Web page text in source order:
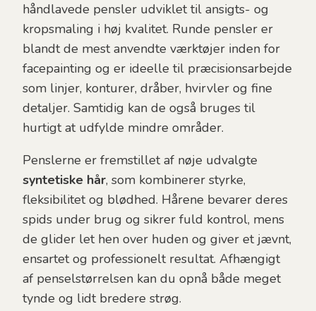
håndlavede pensler udviklet til ansigts- og
kropsmaling i høj kvalitet. Runde pensler er
blandt de mest anvendte værktøjer inden for
facepainting og er ideelle til præcisionsarbejde
som linjer, konturer, dråber, hvirvler og fine
detaljer. Samtidig kan de også bruges til
hurtigt at udfylde mindre områder.
Penslerne er fremstillet af nøje udvalgte
syntetiske hår, som kombinerer styrke,
fleksibilitet og blødhed. Hårene bevarer deres
spids under brug og sikrer fuld kontrol, mens
de glider let hen over huden og giver et jævnt,
ensartet og professionelt resultat. Afhængigt
af penselstørrelsen kan du opnå både meget
tynde og lidt bredere strøg.